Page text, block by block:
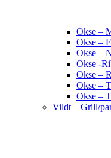
Okse –
Okse –
Okse –
Okse -
Okse –
Okse –
Okse –
Vildt – Grill/